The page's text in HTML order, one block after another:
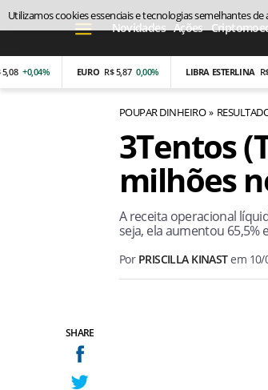
Novidades Ações
+0,04% R$ 5,87 0,00% LIBRA ESTERLINA R$ 6,86
POUPAR DINHEIRO
SHARE
3Tentos
milhões
A receita operacional
seja, ela aumentou
Por PRISCILLA KINASTem 10/
Utilizamos cookies essenciais e tecnologias semelhantes